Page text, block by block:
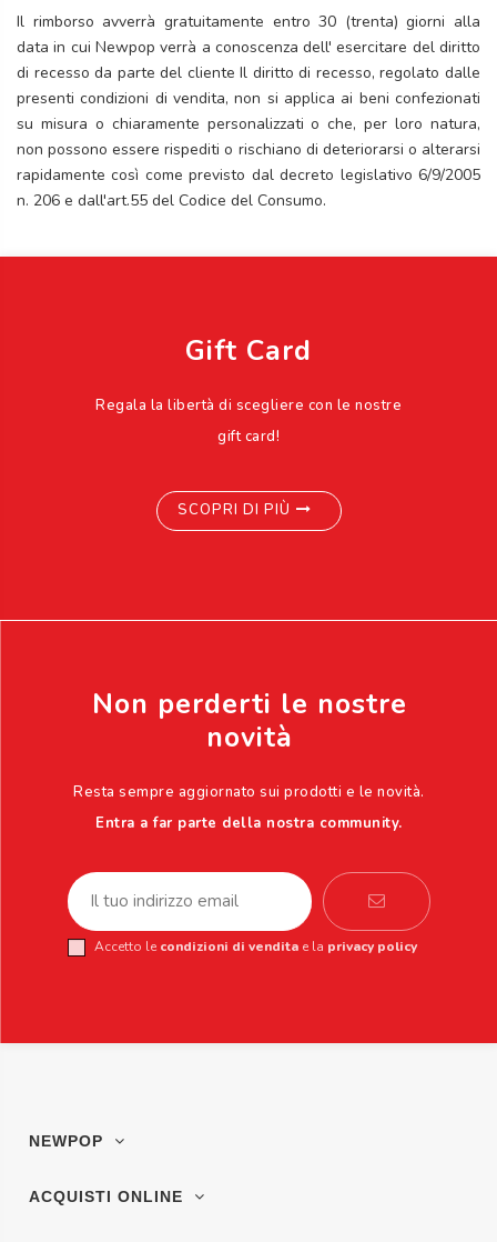
Il rimborso avverrà gratuitamente entro 30 (trenta) giorni alla
data in cui Newpop verrà a conoscenza dell' esercitare del diritto
di recesso da parte del cliente Il diritto di recesso, regolato dalle
presenti condizioni di vendita, non si applica ai beni confezionati
su misura o chiaramente personalizzati o che, per loro natura,
non possono essere rispediti o rischiano di deteriorarsi o alterarsi
rapidamente così come previsto dal decreto legislativo 6/9/2005
n. 206 e dall'art.55 del Codice del Consumo.
Gift Card
Regala la libertà di scegliere con le nostre
gift card!
SCOPRI DI PIÙ
Non perderti le nostre
novità
Resta sempre aggiornato sui prodotti e le novità.
Entra a far parte della nostra community.
Accetto le condizioni di venditae la privacy policy
NEWPOP
ACQUISTI ONLINE